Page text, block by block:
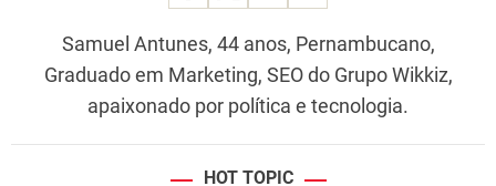
Samuel Antunes, 44 anos, Pernambucano,
Graduado em Marketing, SEO do Grupo Wikkiz,
apaixonado por política e tecnologia.
HOT TOPIC